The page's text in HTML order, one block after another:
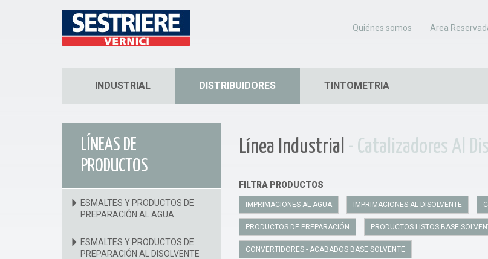
Quiénes somos Area
INDUSTRIAL DISTRIBUIDORES TINTOMETRIA
Línea Industrial - Catalizadores Al
FILTRA PRODUCTOS
IMPRIMACIONES AL AGUA IMPRIMACIONES AL DISOLVENTE
PRODUCTOS DE PREPARACIÓN PRODUCTOS LISTOS BASE
CONVERTIDORES - ACABADOS BASE SOLVENTE
LÍNEAS DE
PRODUCTOS
ESMALTES Y PRODUCTOS DE
PREPARACIÓN AL AGUA
ESMALTES Y PRODUCTOS DE
PREPARACIÓN AL DISOLVENTE